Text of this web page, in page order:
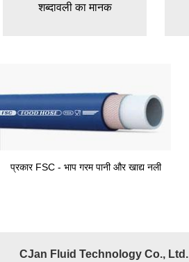
शब्दावली का मानक
प्रकार FSC - भाप गरम पानी और खाद्य नली
CJan Fluid Technology Co., Ltd.